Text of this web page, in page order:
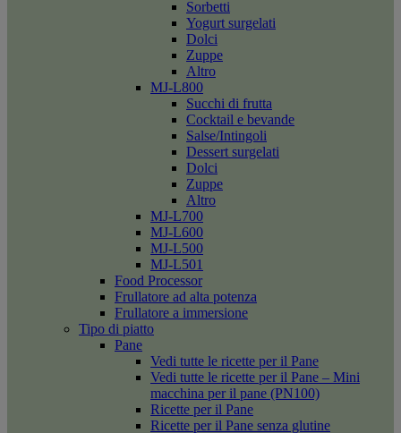
Sorbetti
Yogurt surgelati
Dolci
Zuppe
Altro
MJ-L800
Succhi di frutta
Cocktail e bevande
Salse/Intingoli
Dessert surgelati
Dolci
Zuppe
Altro
MJ-L700
MJ-L600
MJ-L500
MJ-L501
Food Processor
Frullatore ad alta potenza
Frullatore a immersione
Tipo di piatto
Pane
Vedi tutte le ricette per il Pane
Vedi tutte le ricette per il Pane – Mini
macchina per il pane (PN100)
Ricette per il Pane
Ricette per il Pane senza glutine